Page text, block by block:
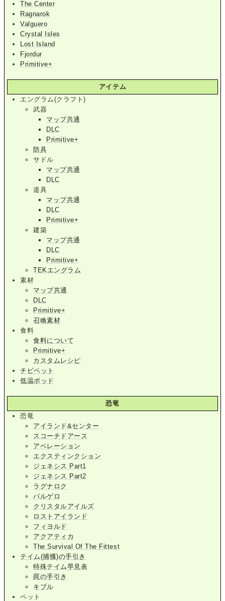
The Center
Ragnarok
Valguero
Crystal Isles
Lost Island
Fjordur
Primitive+
アイテム
エングラム(クラフト)
武器
マップ共通
DLC
Primitive+
防具
サドル
マップ共通
DLC
道具
マップ共通
DLC
Primitive+
建築
マップ共通
DLC
Primitive+
TEKエングラム
素材
マップ共通
DLC
Primitive+
召喚素材
食料
食料について
Primitive+
カスタムレシピ
チビペット
低温ポッド
恐竜
恐竜
アイランド&センター
スコーチドアース
アベレーション
エクスティンクション
ジェネシス Part1
ジェネシス Part2
ラグナロク
バルゲロ
クリスタルアイルズ
ロストアイランド
フィヨルド
アクアティカ
The Survival Of The Fittest
テイム(捕獲)の手引き
特殊テイム早見表
罠の手引き
キブル
ペット